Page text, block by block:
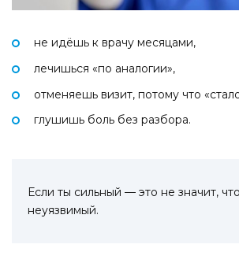
не идёшь к врачу месяцами,
лечишься «по аналогии»,
отменяешь визит, потому что
глушишь боль без разбора.
Если ты сильный — это не значит,
неуязвимый.